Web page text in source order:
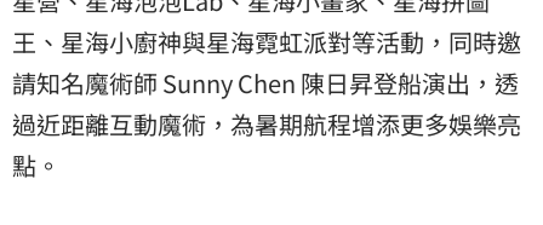
王、星海小廚神與星海霓虹派對等活動，同時邀
請知名魔術師 Sunny Chen 陳日昇登船演出，透
過近距離互動魔術，為暑期航程增添更多娛樂亮
點。